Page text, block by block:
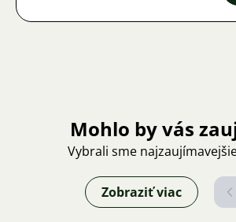
Mohlo by vás
Vybrali sme
Zobraziť viac